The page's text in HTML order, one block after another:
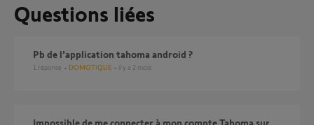
Questions liées
Pb de l'application tahoma android ?
1 réponse DOMOTIQUE il y a 2 mois
Impossible de me connecter à mon compte Tahoma sur